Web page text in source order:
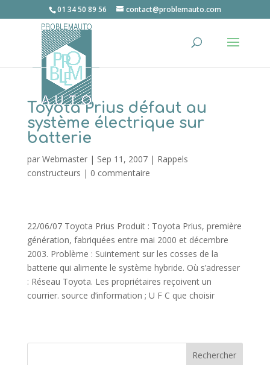
01 34 50 89 56 contact@problemauto.com
Toyota Prius défaut au
système électrique sur
batterie
par Webmaster| Sep 11, 2007| Rappels
constructeurs | 0 commentaire
22/06/07 Toyota Prius Produit : Toyota Prius, première
génération, fabriquées entre mai 2000 et décembre
2003. Problème : Suintement sur les cosses de la
batterie qui alimente le système hybride. Où s’adresser
: Réseau Toyota. Les propriétaires reçoivent un
courrier. source d’information ; U F C que choisir